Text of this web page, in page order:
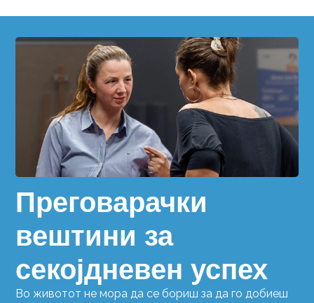
Преговарачки
вештини за
секојдневен успех
Во животот не мора да се бориш за да го добиеш